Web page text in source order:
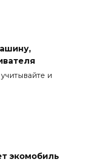
и
экомобиль